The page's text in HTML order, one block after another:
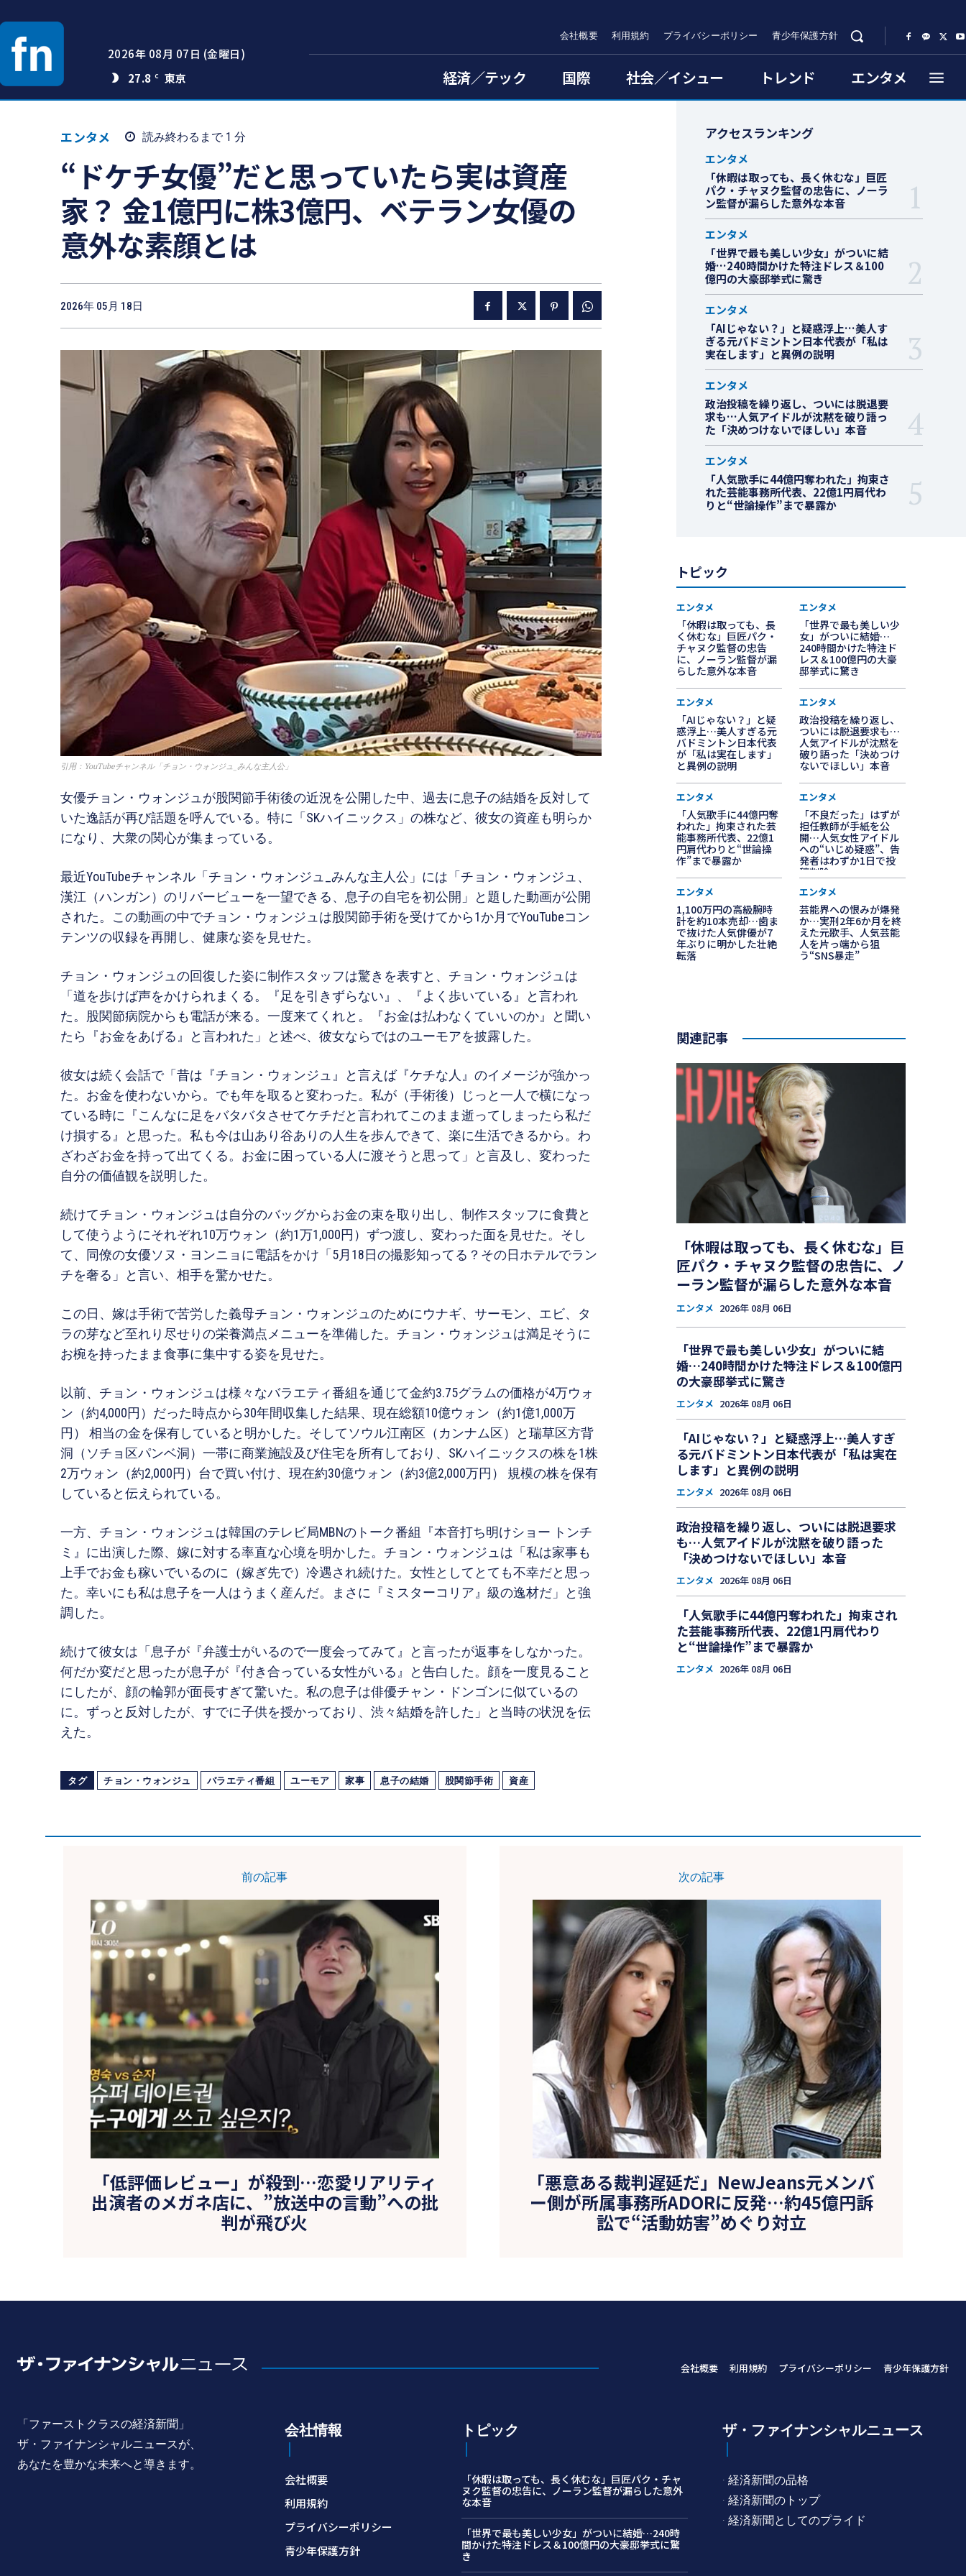
2026年 08月 07日 (金曜日)
27.8 C
会社概要 利用規約 プライバシーポリシー 青少年保護方針
経済／テック 国際 社会／イシュー トレンド エンタメ
エンタメ 読み終わるまで 1 分
“ドケチ女優”だと思っていたら実は資産
家？ 金1億円に株3億円、ベテラン女優の
意外な素顔とは
2026年 05月 18日
引用：YouTubeチャンネル「チョン・ウォンジュ_みんな主人公」
女優チョン・ウォンジュが股関節手術後の近況を公開した中、過去に息子の結婚を反対して
いた逸話が再び話題を呼んでいる。特に「SKハイニックス」の株など、彼女の資産も明らか
になり、大衆の関心が集まっている。
最近YouTubeチャンネル「チョン・ウォンジュ_みんな主人公」には「チョン・ウォンジュ、
漢江（ハンガン）のリバービューを一望できる、息子の自宅を初公開」と題した動画が公開
された。この動画の中でチョン・ウォンジュは股関節手術を受けてから1か月でYouTubeコン
テンツの収録を再開し、健康な姿を見せた。
チョン・ウォンジュの回復した姿に制作スタッフは驚きを表すと、チョン・ウォンジュは
「道を歩けば声をかけられまくる。『足を引きずらない』、『よく歩いている』と言われ
た。股関節病院からも電話が来る。一度来てくれと。『お金は払わなくていいのか』と聞い
たら『お金をあげる』と言われた」と述べ、彼女ならではのユーモアを披露した。
彼女は続く会話で「昔は『チョン・ウォンジュ』と言えば『ケチな人』のイメージが強かっ
た。お金を使わないから。でも年を取ると変わった。私が（手術後）じっと一人で横になっ
ている時に『こんなに足をバタバタさせてケチだと言われてこのまま逝ってしまったら私だ
け損する』と思った。私も今は山あり谷ありの人生を歩んできて、楽に生活できるから。わ
ざわざお金を持って出てくる。お金に困っている人に渡そうと思って」と言及し、変わった
自分の価値観を説明した。
続けてチョン・ウォンジュは自分のバッグからお金の束を取り出し、制作スタッフに食費と
して使うようにそれぞれ10万ウォン（約1万1,000円）ずつ渡し、変わった面を見せた。そし
て、同僚の女優ソヌ・ヨンニョに電話をかけ「5月18日の撮影知ってる？その日ホテルでラン
チを奢る」と言い、相手を驚かせた。
この日、嫁は手術で苦労した義母チョン・ウォンジュのためにウナギ、サーモン、エビ、タ
ラの芽など至れり尽せりの栄養満点メニューを準備した。チョン・ウォンジュは満足そうに
お椀を持ったまま食事に集中する姿を見せた。
以前、チョン・ウォンジュは様々なバラエティ番組を通じて金約3.75グラムの価格が4万ウォ
ン（約4,000円）だった時点から30年間収集した結果、現在総額10億ウォン（約1億1,000万
円） 相当の金を保有していると明かした。そしてソウル江南区（カンナム区）と瑞草区方背
洞（ソチョ区パンベ洞）一帯に商業施設及び住宅を所有しており、SKハイニックスの株を1株
2万ウォン（約2,000円）台で買い付け、現在約30億ウォン（約3億2,000万円） 規模の株を保有
していると伝えられている。
一方、チョン・ウォンジュは韓国のテレビ局MBNのトーク番組『本音打ち明けショー トンチ
ミ』に出演した際、嫁に対する率直な心境を明かした。チョン・ウォンジュは「私は家事も
上手でお金も稼いでいるのに（嫁ぎ先で）冷遇され続けた。女性としてとても不幸だと思っ
た。幸いにも私は息子を一人はうまく産んだ。まさに『ミスターコリア』級の逸材だ」と強
調した。
続けて彼女は「息子が『弁護士がいるので一度会ってみて』と言ったが返事をしなかった。
何だか変だと思ったが息子が『付き合っている女性がいる』と告白した。顔を一度見ること
にしたが、顔の輪郭が面長すぎて驚いた。私の息子は俳優チャン・ドンゴンに似ているの
に。ずっと反対したが、すでに子供を授かっており、渋々結婚を許した」と当時の状況を伝
えた。
タグ チョン・ウォンジュ バラエティ番組 ユーモア 家事 息子の結婚 股関節手術 資産
アクセスランキング
エンタメ
「休暇は取っても、長く休むな」巨匠
パク・チャヌク監督の忠告に、ノーラ
ン監督が漏らした意外な本音
エンタメ
「世界で最も美しい少女」がついに結
婚…240時間かけた特注ドレス＆100
億円の大豪邸挙式に驚き
エンタメ
「AIじゃない？」と疑惑浮上…美人す
ぎる元バドミントン日本代表が「私は
実在します」と異例の説明
エンタメ
政治投稿を繰り返し、ついには脱退要
求も…人気アイドルが沈黙を破り語っ
た「決めつけないでほしい」本音
エンタメ
「人気歌手に44億円奪われた」拘束さ
れた芸能事務所代表、22億1円肩代わ
りと“世論操作”まで暴露か
トピック
エンタメ
「休暇は取っても、長
く休むな」巨匠パク・
チャヌク監督の忠告
に、ノーラン監督が漏
らした意外な本音
エンタメ
「世界で最も美しい少
女」がついに結婚…
240時間かけた特注ド
レス＆100億円の大豪
邸挙式に驚き
エンタメ
「AIじゃない？」と疑
惑浮上…美人すぎる元
バドミントン日本代表
が「私は実在します」
と異例の説明
エンタメ
政治投稿を繰り返し、
ついには脱退要求も…
人気アイドルが沈黙を
破り語った「決めつけ
ないでほしい」本音
エンタメ
「人気歌手に44億円奪
われた」拘束された芸
能事務所代表、22億1
円肩代わりと“世論操
作”まで暴露か
エンタメ
「不良だった」はずが
担任教師が手紙を公
開…人気女性アイドル
への“いじめ疑惑”、告
発者はわずか1日で投
稿削除
エンタメ
1,100万円の高級腕時
計を約10本売却…歯ま
で抜けた人気俳優が7
年ぶりに明かした壮絶
転落
エンタメ
芸能界への恨みが爆発
か…実刑2年6か月を終
えた元歌手、人気芸能
人を片っ端から狙
う“SNS暴走”
関連記事
「休暇は取っても、長く休むな」巨
匠パク・チャヌク監督の忠告に、ノ
ーラン監督が漏らした意外な本音
エンタメ 2026年 08月 06日
「世界で最も美しい少女」がついに結
婚…240時間かけた特注ドレス＆100億円
の大豪邸挙式に驚き
エンタメ 2026年 08月 06日
「AIじゃない？」と疑惑浮上…美人すぎ
る元バドミントン日本代表が「私は実在
します」と異例の説明
エンタメ 2026年 08月 06日
政治投稿を繰り返し、ついには脱退要求
も…人気アイドルが沈黙を破り語った
「決めつけないでほしい」本音
エンタメ 2026年 08月 06日
「人気歌手に44億円奪われた」拘束され
た芸能事務所代表、22億1円肩代わり
と“世論操作”まで暴露か
エンタメ 2026年 08月 06日
前の記事
「低評価レビュー」が殺到…恋愛リアリティ
出演者のメガネ店に、”放送中の言動”への批
判が飛び火
次の記事
「悪意ある裁判遅延だ」NewJeans元メンバ
ー側が所属事務所ADORに反発…約45億円訴
訟で“活動妨害”めぐり対立
会社概要 利用規約 プライバシーポリシー 青少年保護方針
「ファーストクラスの経済新聞」
ザ・ファイナンシャルニュースが、
あなたを豊かな未来へと導きます。
会社情報
会社概要
利用規約
プライバシーポリシー
青少年保護方針
トピック
「休暇は取っても、長く休むな」巨匠パク・チャ
ヌク監督の忠告に、ノーラン監督が漏らした意外
な本音
「世界で最も美しい少女」がついに結婚…240時
間かけた特注ドレス＆100億円の大豪邸挙式に驚
き
ザ・ファイナンシャルニュース
· 経済新聞の品格
· 経済新聞のトップ
· 経済新聞としてのプライド